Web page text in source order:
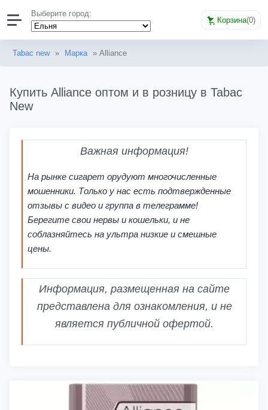
Выберите город:
Корзина(0)
Tabac new » Марка » Alliance
Купить Alliance оптом и в розницу в Tabac
New
Важная информация!
На рынке сигарет орудуют многочисленные
мошенники. Только у нас есть подтвержденные
отзывы с видео и группа в телеграмме!
Берегите свои нервы и кошельки, и не
соблазняйтесь на ультра низкие и смешные
цены.
Информация, размещенная на сайте
представлена для ознакомления, и не
является публичной офертой.